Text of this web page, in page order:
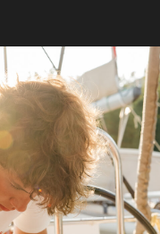
купатьсяв
в
цели